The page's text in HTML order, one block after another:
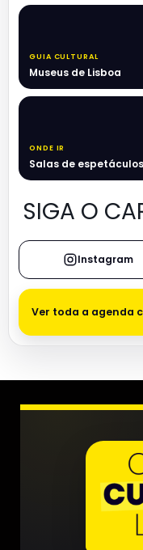
GUIA CULTURAL
Museus de Lisboa
ONDE IR
Salas de espetáculos
SIGA O
Instagram
Ver toda a agenda